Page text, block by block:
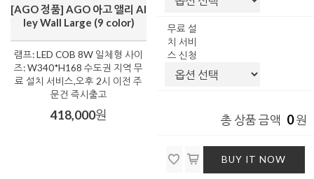
[AGO 정품] AGO 아고 앨리 Al
ley Wall Large (9 color)
램프: LED COB 8W 일체형 사이
즈: W340*H168 수도권 지역 무
료 설치 서비스,오후 2시 이전 주
문건 즉시출고
418,000원
무료 설
치 서비
스 신청
총 상품 금액 0원
BUY IT NOW